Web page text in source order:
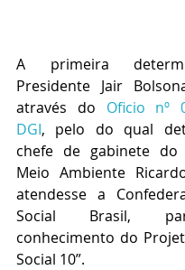
A primeira
Presidente Jair
através do Oficio nº
DGI, pelo do qual
chefe de gabinete
Meio Ambiente
atendesse a
Social Brasil,
conhecimento do
Social 10”.